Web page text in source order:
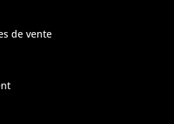
de vente